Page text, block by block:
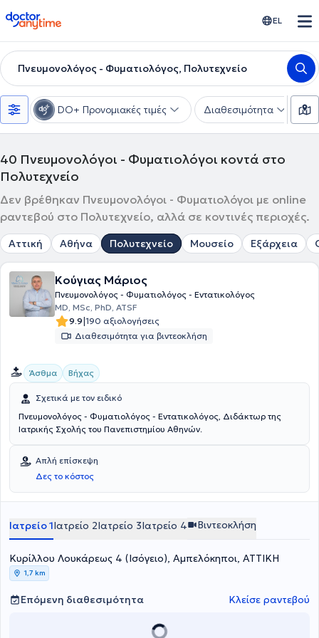
doctoranytime EL
Πνευμονολόγος - Φυματιολόγος, Πολυτεχνείο
DO+ Προνομιακές τιμές Διαθεσιμότητα
40 Πνευμονολόγοι - Φυματιολόγοι κοντά στο
Πολυτεχνείο
Δεν βρέθηκαν Πνευμονολόγοι - Φυματιολόγοι με online
ραντεβού στο Πολυτεχνείο, αλλά σε κοντινές περιοχές.
Αττική Αθήνα Πολυτεχνείο Μουσείο Εξάρχεια
Κούγιας Μάριος
Πνευμονολόγος - Φυματιολόγος - Εντατικολόγος
ΜD, MSc, PhD, ATSF
9.9|190 αξιολογήσεις
Διαθεσιμότητα για βιντεοκλήση
Άσθμα Βήχας
Σχετικά με τον ειδικό
Πνευμονολόγος - Φυματιολόγος - Εντατικολόγος, Διδάκτωρ της
Ιατρικής Σχολής του Πανεπιστημίου Αθηνών.
Απλή επίσκεψη
Δες το κόστος
Ιατρείο 1Ιατρείο 2Ιατρείο 3Ιατρείο 4 Βιντεοκλήση
Κυρίλλου Λουκάρεως 4 (Ισόγειο), Αμπελόκηποι, ΑΤΤΙΚΗ
1,7 km
Επόμενη διαθεσιμότητα Κλείσε ραντεβού